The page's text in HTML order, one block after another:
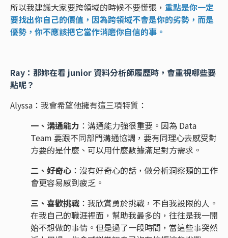
所以我建議大家要跨領域的時候不要慌張， 重點是你一定
要找出你自己的價值，因為跨領域不會是你的劣勢，而是
優勢，你不應該把它當作消磨你自信的事。
Ray：那妳在看 junior 資料分析師履歷時，會重視哪些要
點呢？
Alyssa：我會希望他擁有這三項特質：
一、溝通能力 ：溝通能力強很重要。因為 Data
Team 要跟不同部門溝通協調，要有同理心去感受對
方要的是什麼、可以用什麼數據滿足對方需求。
二、好奇心 ：沒有好奇心的話，做分析洞察類的工作
會更容易感到疲乏。
三、喜歡挑戰 ：我欣賞勇於挑戰，不自我設限的人。
在我自己的職涯裡面，幫助我最多的，往往是我一開
始不想做的事情。但是過了一段時間，當這些事突然